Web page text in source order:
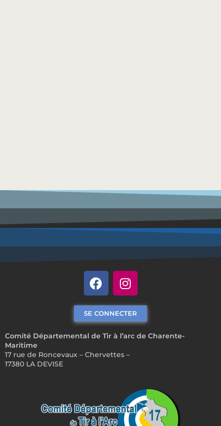
Comité Départemental de Tir à l’arc de Charente-
Maritime
17 rue de Roncevaux – Chervettes –
17380 LA DEVISE
SE CONNECTER